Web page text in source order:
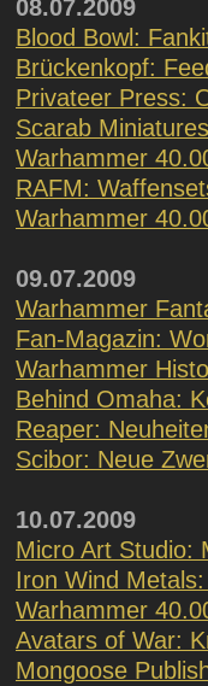
08.07.2009
Blood Bowl:
Brückenkopf:
Privateer Press:
Scarab
Warhammer
RAFM:
Warhammer
09.07.2009
Warhammer
Fan-Magazin:
Warhammer
Behind Omaha:
Reaper:
Scibor: Neue
10.07.2009
Micro Art Studio:
Iron Wind
Warhammer
Avatars of War:
Mongoose